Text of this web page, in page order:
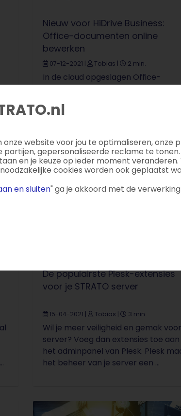
Nieuw voor HiDrive Business:
Office-documenten online
bewerken
07-12-2021 Tobias 2 min.
In de cloud opgeslagen Office-
mogelijk met HiDrive Business. Dit
De populairste Plesk-extensies
voor je STRATO server
15-04-2021 Tobias 3 min.
Wil je meer veiligheid en gemak
server? Voeg dan extensies toe aan
het adminpanel van Plesk. Plesk
het beheer van je server een ...
onze website voor jou te optimaliseren, onze
gepersonaliseerde reclame te tonen.
en je keuze op ieder moment
cookies worden ook geplaatst
en sluiten" ga je akkoord met de